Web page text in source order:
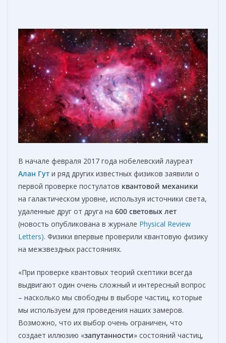
В начале февраля 2017 года нобелевский лауреат
Алан Гут и ряд других известных физиков заявили о
первой проверке постулатов квантовой механики
на галактическом уровне, используя источники света,
удаленные друг от друга на 600 световых лет
(новость опубликована в журнале Physical Review
Letters). Физики впервые проверили квантовую физику
на межзвездных расстояниях.
«При проверке квантовых теорий скептики всегда
выдвигают один очень сложный и интересный вопрос
– насколько мы свободны в выборе частиц, которые
мы используем для проведения наших замеров.
Возможно, что их выбор очень ограничен, что
создает иллюзию «запутанности» состояний частиц,